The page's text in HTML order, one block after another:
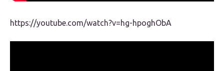
https://youtube.com/watch?v=hg-hpoghObA